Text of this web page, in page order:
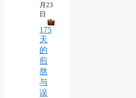
月23
日
175
天
的
煎
熬
与
误